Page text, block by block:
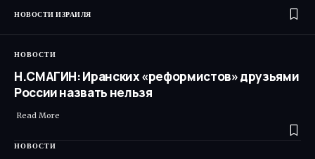
НОВОСТИ ИЗРАИЛЯ
НОВОСТИ
Н.СМАГИН: Иранских «реформистов» друзьями
России назвать нельзя
Read More ​
НОВОСТИ